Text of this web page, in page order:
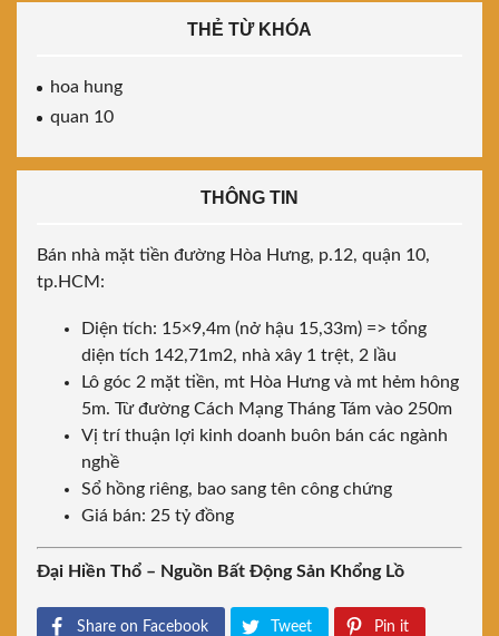
THẺ TỪ KHÓA
hoa hung
quan 10
THÔNG TIN
Bán nhà mặt tiền đường Hòa Hưng, p.12, quận 10,
tp.HCM:
Diện tích: 15×9,4m (nở hậu 15,33m) => tổng
diện tích 142,71m2, nhà xây 1 trệt, 2 lầu
Lô góc 2 mặt tiền, mt Hòa Hưng và mt hẻm hông
5m. Từ đường Cách Mạng Tháng Tám vào 250m
Vị trí thuận lợi kinh doanh buôn bán các ngành
nghề
Sổ hồng riêng, bao sang tên công chứng
Giá bán: 25 tỷ đồng
Đại Hiền Thổ – Nguồn Bất Động Sản Khổng Lồ
Share on Facebook Tweet Pin it